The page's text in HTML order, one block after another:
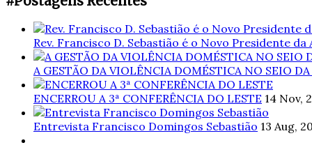
Rev. Francisco D. Sebastião é o Novo Presidente da
A GESTÃO DA VIOLÊNCIA DOMÉSTICA NO SEIO
ENCERROU A 3ª CONFERÊNCIA DO LESTE 14 Nov,
Entrevista Francisco Domingos Sebastião 13 Aug,